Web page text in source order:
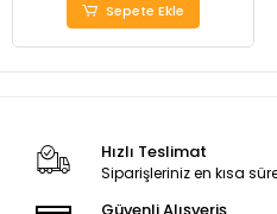
Sepete Ekle
Hızlı Teslimat
Siparişleriniz en kısa